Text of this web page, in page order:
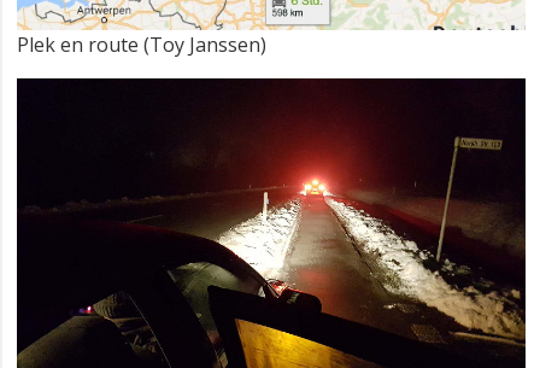
Plek en route (Toy Janssen)